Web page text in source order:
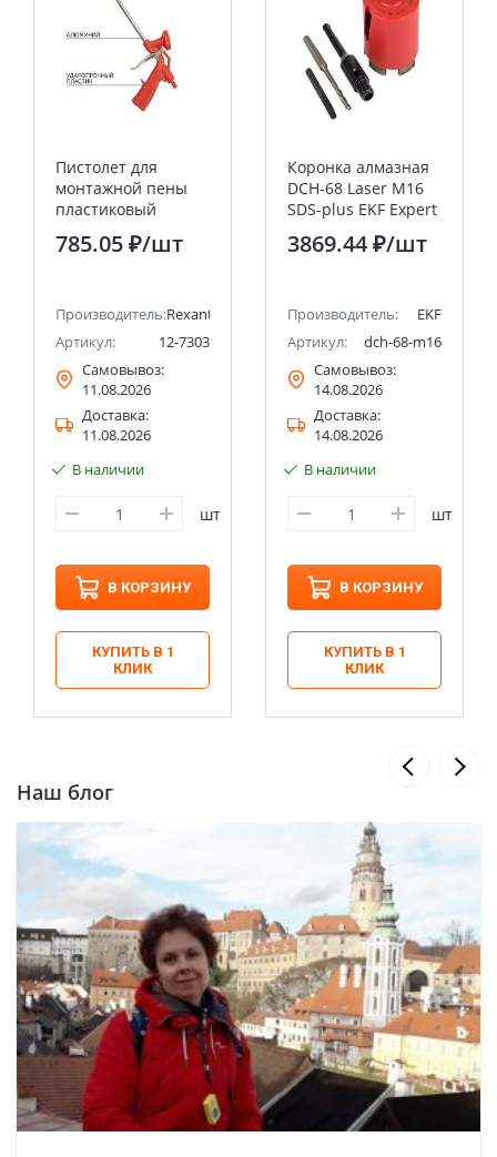
Пистолет для
монтажной пены
пластиковый
усиленный с
конфузором и
785.05 ₽/шт
Производитель:Rexant
Артикул:
12-7303
Самовывоз:
11.08.2026
Доставка:
11.08.2026
В наличии
шт
В КОРЗИНУ
КУПИТЬ В 1
КЛИК
Коронка алмазная
DCH-68 Laser M16
SDS-plus EKF Expert
3869.44 ₽/шт
Производитель:
EKF
Артикул:
dch-68-m16
Самовывоз:
14.08.2026
Доставка:
14.08.2026
В наличии
шт
В КОРЗИНУ
КУПИТЬ В 1
КЛИК
Наш блог